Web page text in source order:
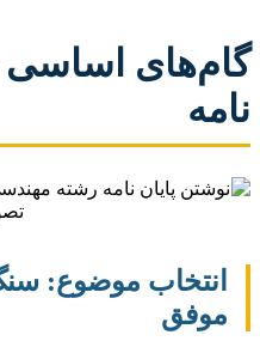
گام‌های اساسی
نامه
انتخاب موضوع:
موفق